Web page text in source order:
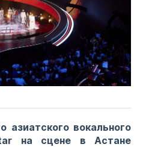
азиатского вокального
на сцене в Астане